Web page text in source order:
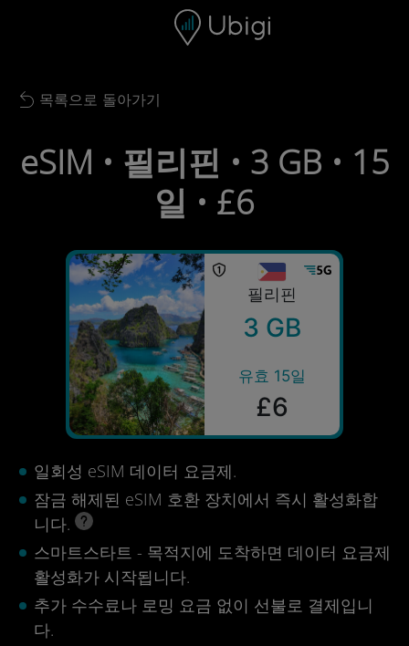
내비게이션 바 하단
Back to list
목록으로 돌아가기
eSIM • 필리핀 • 3 GB • 15
일 • £6
필리핀
3 GB
유효 15일
£6
일회성 eSIM 데이터 요금제.
잠금 해제된 eSIM 호환 장치에서 즉시 활성화합
니다.
스마트스타트 - 목적지에 도착하면 데이터 요금제
활성화가 시작됩니다.
추가 수수료나 로밍 요금 없이 선불로 결제입니
다.